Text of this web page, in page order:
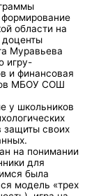
области на
доценты
Муравьева
игру-
и финансовая
МБОУ СОШ
у школьников
защиты своих
на понимании
для
была
модель «трех